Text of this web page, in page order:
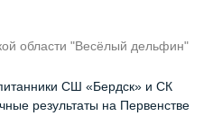
области "Весёлый дельфин"
СШ «Бердск» и СК
результаты на Первенстве